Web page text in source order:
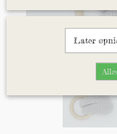
Later